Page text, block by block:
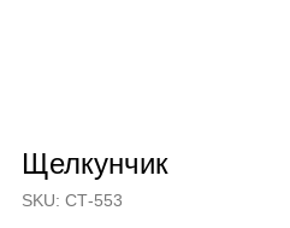
Щелкунчик
SKU: СТ-553